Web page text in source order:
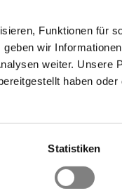
Funktionen für
wir
weiter. Unsere
haben
Statistiken